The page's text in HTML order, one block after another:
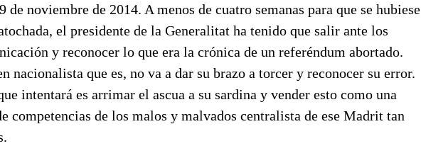
de noviembre de 2014. A menos de cuatro semanas para que se hubiese
el presidente de la Generalitat ha tenido que salir ante los
y reconocer lo que era la crónica de un referéndum abortado.
nacionalista que es, no va a dar su brazo a torcer y reconocer su error.
intentará es arrimar el ascua a su sardina y vender esto como una
competencias de los malos y malvados centralista de ese Madrit tan